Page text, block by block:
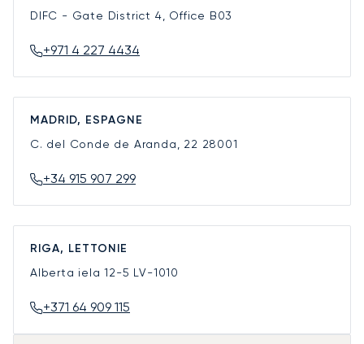
DIFC - Gate District 4, Office B03
+971 4 227 4434
MADRID, ESPAGNE
C. del Conde de Aranda, 22 28001
+34 915 907 299
RIGA, LETTONIE
Alberta iela 12-5 LV-1010
+371 64 909 115